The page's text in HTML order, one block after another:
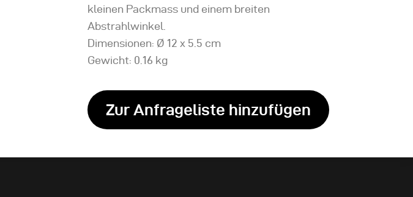
kleinen Packmass und einem breiten
Abstrahlwinkel.
Dimensionen: Ø 12 x 5.5 cm
Gewicht: 0.16 kg
Zur Anfrageliste hinzufügen